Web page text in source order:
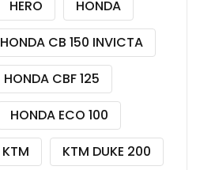
HERO
HONDA
HONDA CB 150 INVICTA
HONDA CBF 125
HONDA ECO 100
KTM
KTM DUKE 200